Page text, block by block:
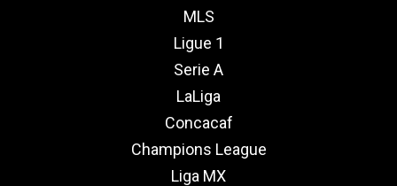
MLS
Ligue 1
Serie A
LaLiga
Concacaf
Champions League
Liga MX